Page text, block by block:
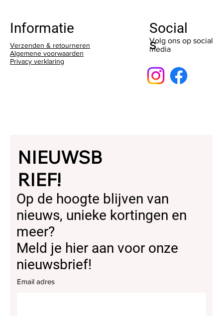
Verzenden & retourneren
Algemene voorwaarden
Privacy verklaring
Informatie
Op de hoogte blijven van
nieuws, unieke kortingen en
meer?
Meld je hier aan voor onze
nieuwsbrief!
Email adres
NIEUWSB
RIEF!
Social
s
Volg ons op social
media